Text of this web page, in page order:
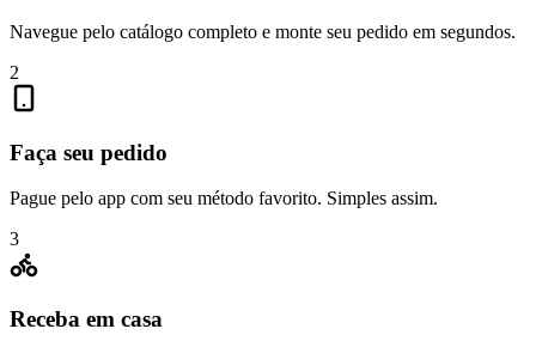
Navegue pelo catálogo completo e monte seu pedido em segundos.
2
Faça seu pedido
Pague pelo app com seu método favorito. Simples assim.
3
Receba em casa